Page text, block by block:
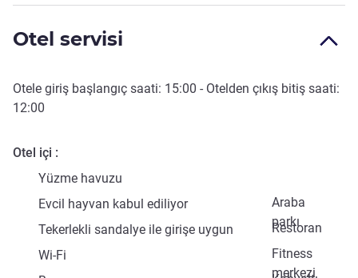
Otel servisi
Otele giriş başlangıç saati: 15:00 - Otelden çıkış bitiş saati:
12:00
Otel içi
Yüzme havuzu
Araba
parkı
Evcil hayvan kabul ediliyor
Restoran
Tekerlekli sandalye ile girişe uygun
Fitness
merkezi
Wi-Fi